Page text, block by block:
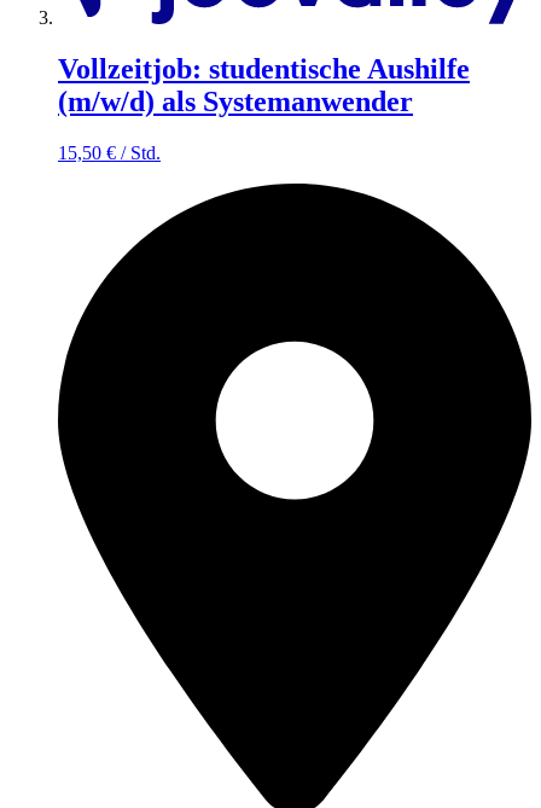
Vollzeitjob: studentische Aushilfe
(m/w/d) als Systemanwender
15,50 € / Std.